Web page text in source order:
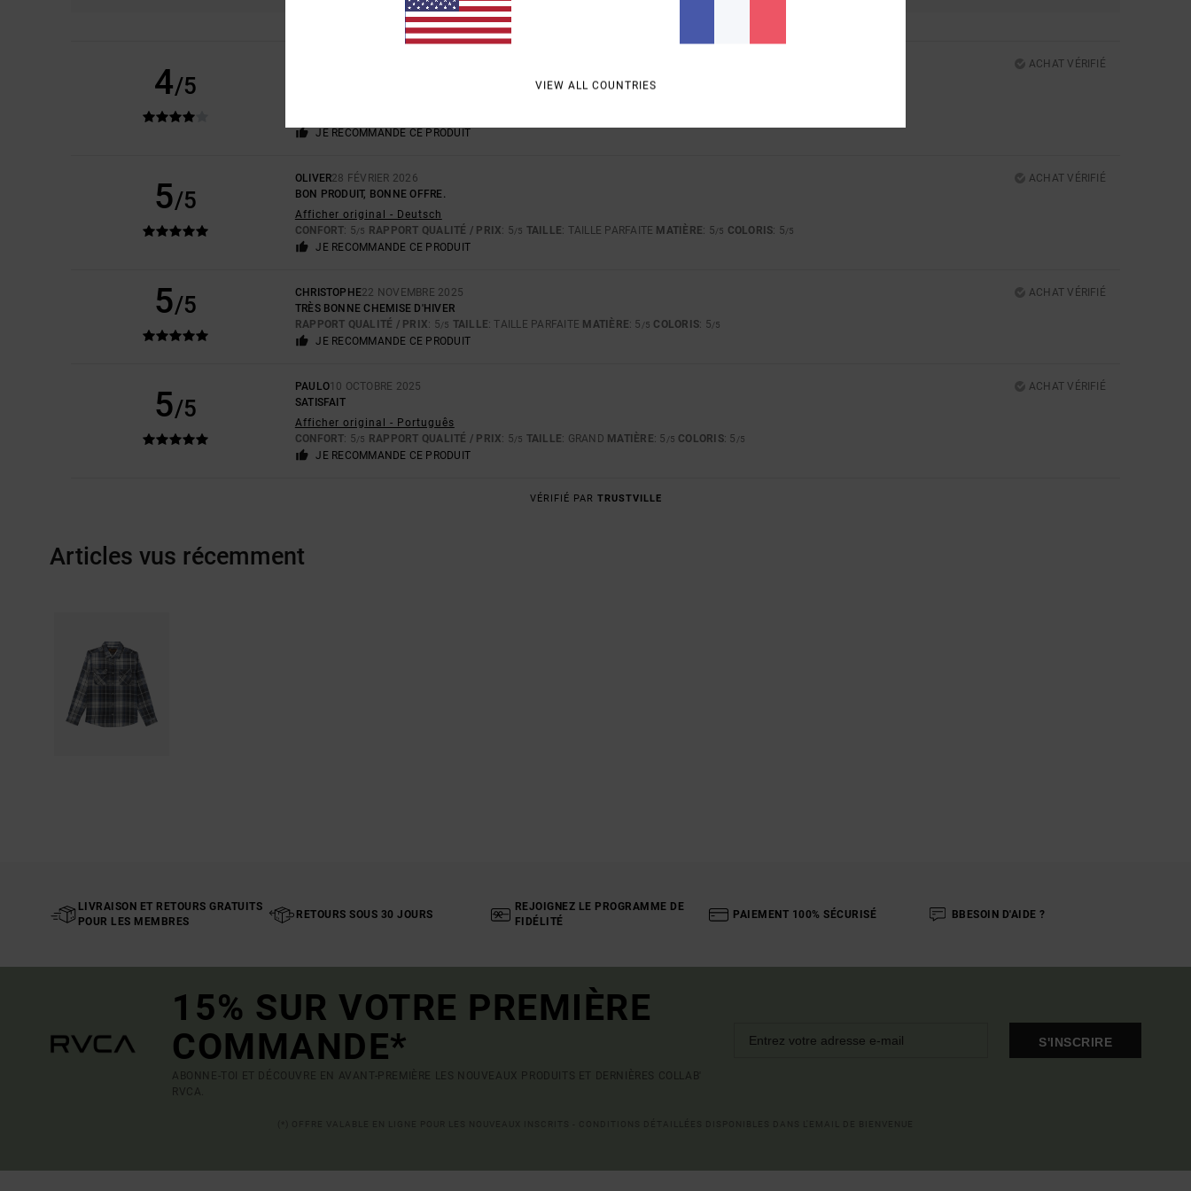
4/5
ACHAT VÉRIFIÉ
JE RECOMMANDE CE PRODUIT
5/5
OLIVER28 FÉVRIER 2026
ACHAT VÉRIFIÉ
BON PRODUIT, BONNE OFFRE.
Afficher original - Deutsch
CONFORT: 5/5 RAPPORT QUALITÉ / PRIX: 5/5 TAILLE: TAILLE PARFAITE MATIÈRE: 5/5 COLORIS: 5/5
JE RECOMMANDE CE PRODUIT
5/5 CHRISTOPHE22 NOVEMBRE 2025
ACHAT VÉRIFIÉ
TRÈS BONNE CHEMISE D'HIVER
RAPPORT QUALITÉ / PRIX: 5/5 TAILLE: TAILLE PARFAITE MATIÈRE: 5 /5 COLORIS: 5/5
JE RECOMMANDE CE PRODUIT
5/5
PAULO10 OCTOBRE 2025
ACHAT VÉRIFIÉ
SATISFAIT
Afficher original - Português
CONFORT: 5/5 RAPPORT QUALITÉ / PRIX: 5/5 TAILLE: GRAND MATIÈRE: 5 /5 COLORIS: 5 /5
JE RECOMMANDE CE PRODUIT
VÉRIFIÉ PAR TRUSTVILLE
Articles vus récemment
LIVRAISON ET RETOURS GRATUITS
POUR LES MEMBRES
RETOURS SOUS 30 JOURS
REJOIGNEZ LE PROGRAMME DE
FIDÉLITÉ
PAIEMENT 100% SÉCURISÉ BBESOIN D'AIDE ?
15% SUR VOTRE PREMIÈRE
COMMANDE*
ABONNE-TOI ET DÉCOUVRE EN AVANT-PREMIÈRE LES NOUVEAUX PRODUITS ET DERNIÈRES COLLAB'
RVCA.
S'INSCRIRE
VIEW ALL COUNTRIES